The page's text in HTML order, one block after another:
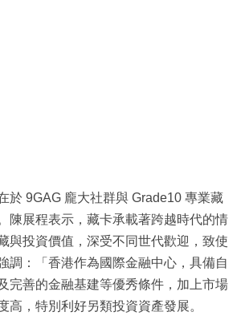
於 9GAG 龐大社群與 Grade10 專業藏
陳展程表示，藏卡承載著跨越時代的情
與投資價值，深受不同世代歡迎，致使
調：「香港作為國際金融中心，具備自
完善的金融基建等優秀條件，加上市場
高，特別利好另類投資資產發展。